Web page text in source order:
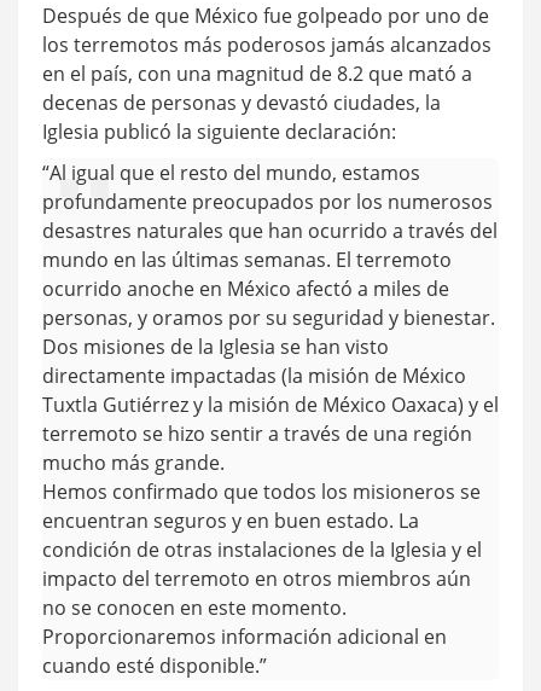
Después de que México fue golpeado por uno de
los terremotos más poderosos jamás alcanzados
en el país, con una magnitud de 8.2 que mató a
decenas de personas y devastó ciudades, la
Iglesia publicó la siguiente declaración:
“Al igual que el resto del mundo, estamos
profundamente preocupados por los numerosos
desastres naturales que han ocurrido a través del
mundo en las últimas semanas. El terremoto
ocurrido anoche en México afectó a miles de
personas, y oramos por su seguridad y bienestar.
Dos misiones de la Iglesia se han visto
directamente impactadas (la misión de México
Tuxtla Gutiérrez y la misión de México Oaxaca) y el
terremoto se hizo sentir a través de una región
mucho más grande.
Hemos confirmado que todos los misioneros se
encuentran seguros y en buen estado. La
condición de otras instalaciones de la Iglesia y el
impacto del terremoto en otros miembros aún
no se conocen en este momento.
Proporcionaremos información adicional en
cuando esté disponible.”